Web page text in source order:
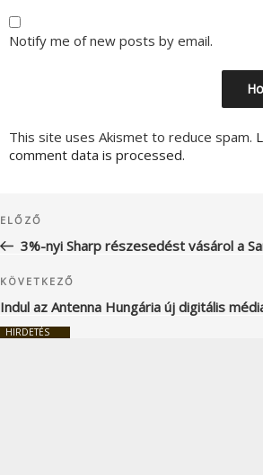
Notify me of new posts by email.
This site uses Akismet to reduce spam.
comment data is processed.
navigáció
Korábbi
bejegyzés
ELŐZŐ
3%-nyi Sharp részesedést vásárol a
Következő
bejegyzés
KÖVETKEZŐ
Indul az Antenna Hungária új digitális
HIRDETÉS